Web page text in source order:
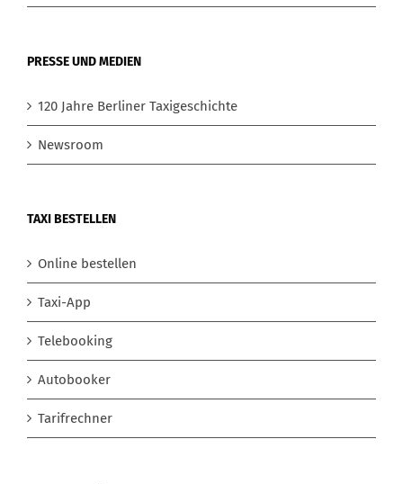
PRESSE UND MEDIEN
120 Jahre Berliner Taxigeschichte
Newsroom
TAXI BESTELLEN
Online bestellen
Taxi-App
Telebooking
Autobooker
Tarifrechner